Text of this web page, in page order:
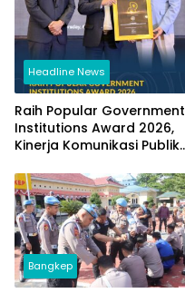
Headline News
Raih Popular Government
Institutions Award 2026,
Kinerja Komunikasi Publik
Kembali Diakui
Bangkep